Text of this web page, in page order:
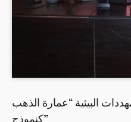
البيئية “عمارة الذهب
كنموذج”